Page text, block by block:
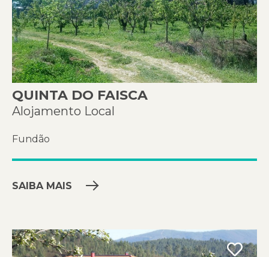
QUINTA DO FAISCA
Alojamento Local
Fundão
SAIBA MAIS